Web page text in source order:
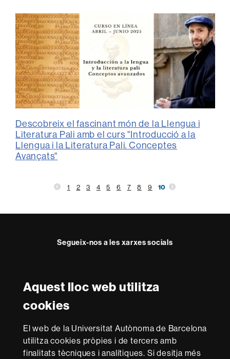
Aquest lloc web utilitza
cookies
El web de la Universitat Autònoma de Barcelona
utilitza cookies pròpies i de tercers amb
finalitats tècniques i analítiques. Si desitja més
Descobreix el fascinant món de la Llengua i
Literatura Pali amb el curs "Introducció a la
Llengua i la Literatura Pali. Conceptes
Avançats"
1 2 3 4 5 6 7 8 9 10
Segueix-nos a les xarxes socials
Reconeixement internacional de l'excel·lència
in
Research
-
Amb el finançament de